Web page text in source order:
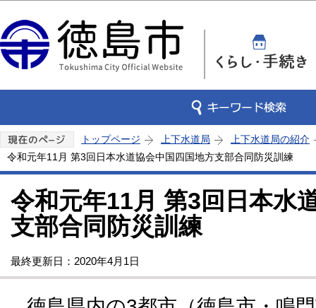
トップページ 上下水道局
上下水道局の紹介
令和元年11月 第3回日本水道協会中国四国地方支部合同防災訓練
令和元年11月 第3回日本水
支部合同防災訓練
最終更新日：2020年4月1日